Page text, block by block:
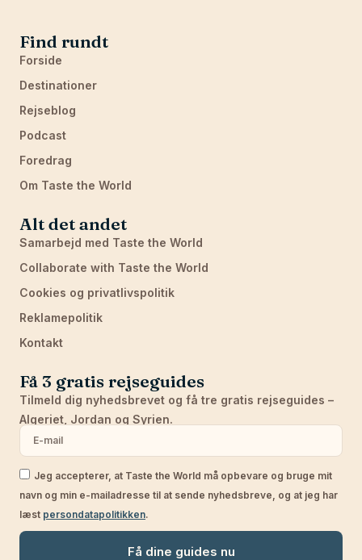
Find rundt
Forside
Destinationer
Rejseblog
Podcast
Foredrag
Om Taste the World
Alt det andet
Samarbejd med Taste the World
Collaborate with Taste the World
Cookies og privatlivspolitik
Reklamepolitik
Kontakt
Få 3 gratis rejseguides
Tilmeld dig nyhedsbrevet og få tre gratis rejseguides –
Algeriet, Jordan og Syrien.
Jeg accepterer, at Taste the World må opbevare og bruge mit
navn og min e-mailadresse til at sende nyhedsbreve, og at jeg har
læst persondatapolitikken.
Få dine guides nu